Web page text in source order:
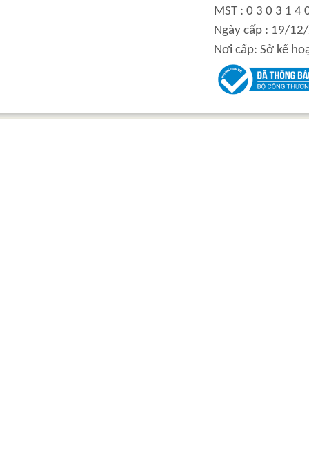
MST : 0 3 0 3 1 4
Ngày cấp : 19/
Nơi cấp: Sở kế